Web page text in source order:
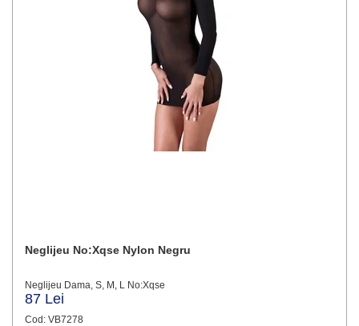
Neglijeu No:Xqse Nylon Negru
Neglijeu Dama, S, M, L No:Xqse
87 Lei
Cod: VB7278